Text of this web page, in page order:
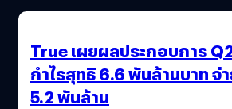
True เผยผลประกอบการ
กำไรสุทธิ 6.6 พันล้านบาท จ่
5.2 พันล้าน